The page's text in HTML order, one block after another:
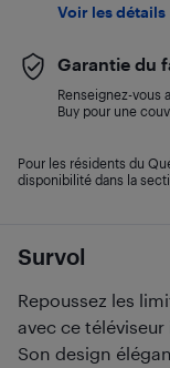
Survol
Repoussez les
avec ce
Son design
Voir les détails
Garantie du
Renseignez-vous
Buy pour une
Pour les résidents du
disponibilité dans la